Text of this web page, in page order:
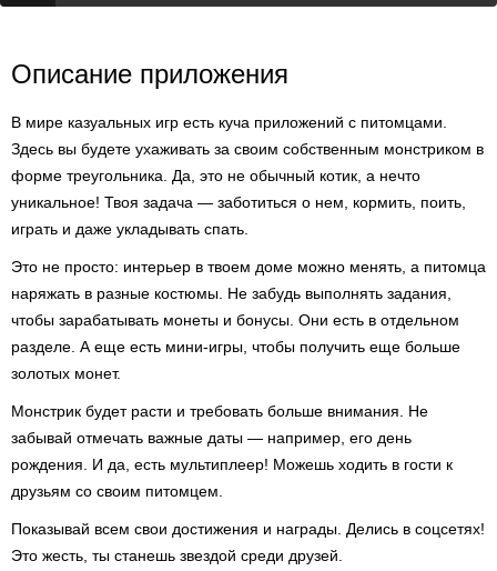
Описание приложения
В мире казуальных игр есть куча приложений с питомцами.
Здесь вы будете ухаживать за своим собственным монстриком в
форме треугольника. Да, это не обычный котик, а нечто
уникальное! Твоя задача — заботиться о нем, кормить, поить,
играть и даже укладывать спать.
Это не просто: интерьер в твоем доме можно менять, а питомца
наряжать в разные костюмы. Не забудь выполнять задания,
чтобы зарабатывать монеты и бонусы. Они есть в отдельном
разделе. А еще есть мини-игры, чтобы получить еще больше
золотых монет.
Монстрик будет расти и требовать больше внимания. Не
забывай отмечать важные даты — например, его день
рождения. И да, есть мультиплеер! Можешь ходить в гости к
друзьям со своим питомцем.
Показывай всем свои достижения и награды. Делись в соцсетях!
Это жесть, ты станешь звездой среди друзей.